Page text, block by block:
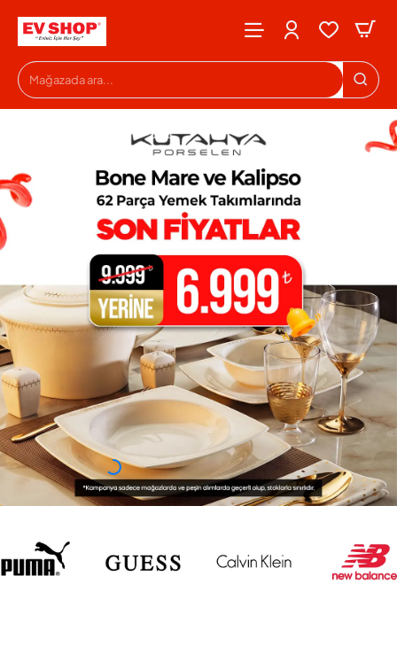
Evshop
Mağazada
ara...